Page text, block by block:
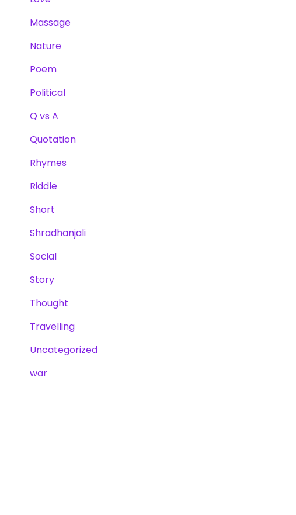
Massage
Nature
Poem
Political
Q vs A
Quotation
Rhymes
Riddle
Short
Shradhanjali
Social
Story
Thought
Travelling
Uncategorized
war